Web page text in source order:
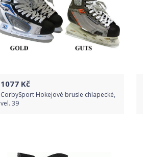
1077 Kč
CorbySport Hokejové brusle chlapecké,
vel. 39